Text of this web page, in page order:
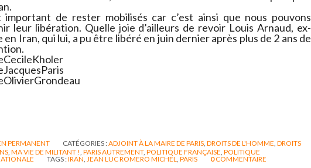
important de rester mobilisés car c’est ainsi que nous pouvons
leur libération. Quelle joie d’ailleurs de revoir Louis Arnaud, ex-
en Iran, qui lui, a pu être libéré en juin dernier après plus de 2 ans de
PERMANENT CATÉGORIES :ADJOINT À LA MAIRE DE PARIS, DROITS DE L'HOMME, DROITS
MA VIE DE MILITANT ! PARIS AUTREMENT, POLITIQUE FRANÇAISE POLITIQUE
TAGS :IRAN JEAN LUC ROMERO MICHEL PARIS 0COMMENTAIRE